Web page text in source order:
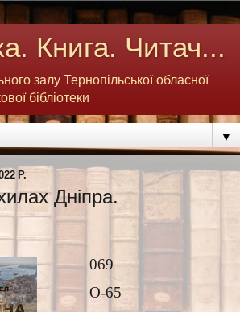
Книга. Читач...
залу Тернопільської обласної
бібліотеки
▼
Р.
Дніпра.
069
О-65